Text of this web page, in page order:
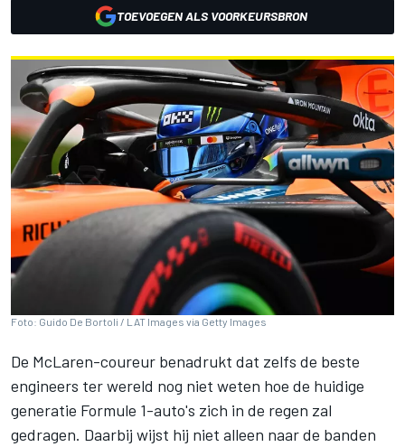
TOEVOEGEN ALS VOORKEURSBRON
Foto: Guido De Bortoli / LAT Images via Getty Images
De McLaren-coureur benadrukt dat zelfs de beste
engineers ter wereld nog niet weten hoe de huidige
generatie Formule 1-auto's zich in de regen zal
gedragen. Daarbij wijst hij niet alleen naar de banden